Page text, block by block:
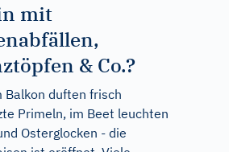
mit
& Co.?
Balkon duften frisch
Primeln, im Beet leuchten
Osterglocken - die